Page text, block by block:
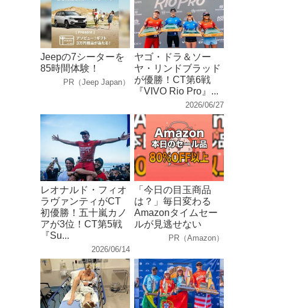
Jeepの7シーターを
85時間体験！
PR（Jeep Japan）
ヤゴ・ドラ＆ソー
ヤ・リンドブラッド
が優勝！CT第6戦
『VIVO Rio Pro』...
2026/06/27
レオナルド・フィオ
ラヴァンティがCT
初優勝！五十嵐カノ
アが3位！CT第5戦
『Su...
2026/06/14
「今日の目玉商品
は？」毎日変わる
Amazonタイムセー
ルが見逃せない
PR（Amazon）